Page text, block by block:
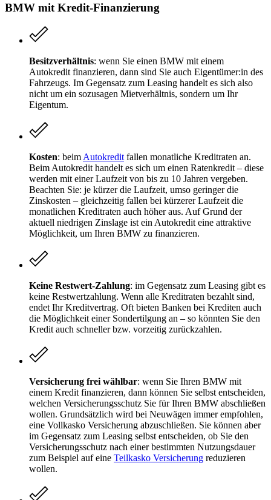
BMW mit Kredit-Finanzierung
Besitzverhältnis: wenn Sie einen BMW mit einem
Autokredit finanzieren, dann sind Sie auch Eigentümer:in des
Fahrzeugs. Im Gegensatz zum Leasing handelt es sich also
nicht um ein sozusagen Mietverhältnis, sondern um Ihr
Eigentum.
Kosten: beim Autokredit fallen monatliche Kreditraten an.
Beim Autokredit handelt es sich um einen Ratenkredit – diese
werden mit einer Laufzeit von bis zu 10 Jahren vergeben.
Beachten Sie: je kürzer die Laufzeit, umso geringer die
Zinskosten – gleichzeitig fallen bei kürzerer Laufzeit die
monatlichen Kreditraten auch höher aus. Auf Grund der
aktuell niedrigen Zinslage ist ein Autokredit eine attraktive
Möglichkeit, um Ihren BMW zu finanzieren.
Keine Restwert-Zahlung: im Gegensatz zum Leasing gibt es
keine Restwertzahlung. Wenn alle Kreditraten bezahlt sind,
endet Ihr Kreditvertrag. Oft bieten Banken bei Krediten auch
die Möglichkeit einer Sondertilgung an – so könnten Sie den
Kredit auch schneller bzw. vorzeitig zurückzahlen.
Versicherung frei wählbar: wenn Sie Ihren BMW mit
einem Kredit finanzieren, dann können Sie selbst entscheiden,
welchen Versicherungsschutz Sie für Ihren BMW abschließen
wollen. Grundsätzlich wird bei Neuwägen immer empfohlen,
eine Vollkasko Versicherung abzuschließen. Sie können aber
im Gegensatz zum Leasing selbst entscheiden, ob Sie den
Versicherungsschutz nach einer bestimmten Nutzungsdauer
zum Beispiel auf eine Teilkasko Versicherung reduzieren
wollen.